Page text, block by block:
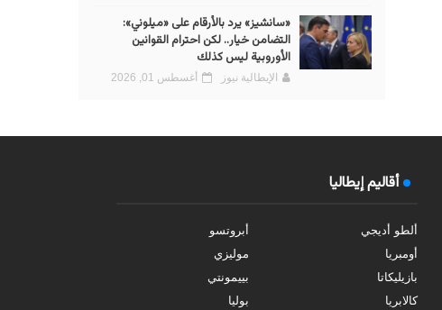
«سانشيز» يرد بالأرقام على «ميلوني»:
التضامن خيار.. لكن احترام القوانين
الأوروبية ليس كذلك
الإيطالية نيوز أغسطس 01, 2026
أقاليم إيطاليا
ألطو أديجي
أبروتسو
أومبريا
موليزي
بازيليكاتا
بييمونتي
كالابريا
بوليا